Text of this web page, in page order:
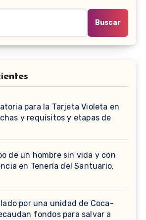
Buscar
para la Tarjeta Violeta en
y requisitos y etapas de
de un hombre sin vida y con
en Tenería del Santuario,
por una unidad de Coca-
fondos para salvar a